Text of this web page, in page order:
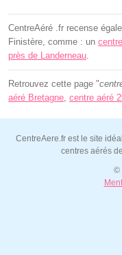
CentreAéré .fr recense
Finistère, comme : un
près de Landerneau.
Retrouvez cette page "
aéré Bretagne, centre aéré
CentreAere.fr est le site
centres aérés
©